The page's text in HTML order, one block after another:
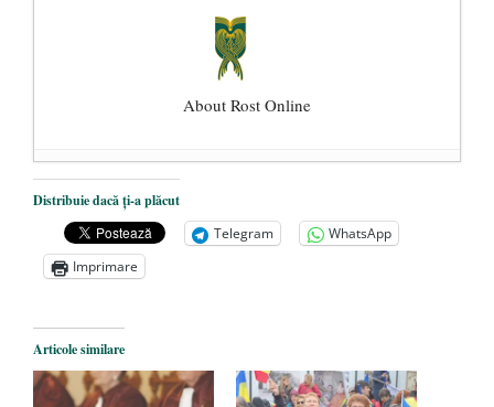
About Rost Online
Dezvăluiri cutremurătoare despre
președintele Ucrainei, Volodymyr
Zelensky
- 13 mai 2026
Statul care servește Națiunea
Legea Vexler produce efecte. Bustul
poetului Octavian Goga, înlăturat din Iași
- 16 aprilie 2026
Distribuie dacă ți-a plăcut
Telegram
WhatsApp
Imprimare
Articole similare